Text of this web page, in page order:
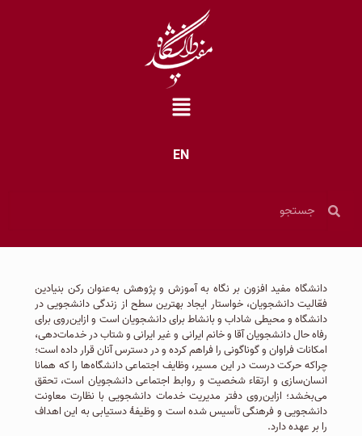
EN
دانشگاه مفيد افزون بر نگاه به آموزش و پژوهش به‌عنوان ركن بنیادین
فعّالیت دانشجويان، خواستار ایجاد بهترین سطح از زندگی دانشجویی در
دانشگاه و محيطی شاداب و بانشاط برای دانشجويان است و ازاین‌روی برای
رفاه حال دانشجويان آقا و خانم ايرانی و غير ايرانی و شتاب در خدمات‌دهی،
امكانات فراوان و گوناگونی را فراهم کرده و در دسترس آنان قرار داده است؛
چراکه حرکت درست در این مسیر، وظايف اجتماعی دانشگاه‌ها را كه همانا
انسان‌سازی و ارتقاء شخصیت و روابط اجتماعی دانشجويان است، تحقق
می‌بخشد؛ ازاین‌روی دفتر مدیریت خدمات دانشجویی با نظارت معاونت
دانشجویی و فرهنگی تأسیس شده است و وظیفۀ دستیابی به این اهداف
را بر عهده دارد.